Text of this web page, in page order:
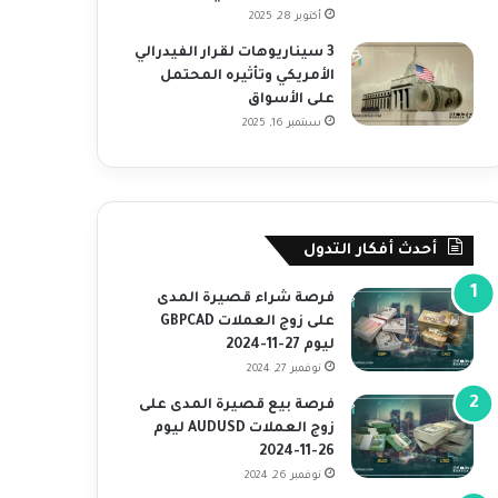
أكتوبر 28, 2025
3 سيناريوهات لقرار الفيدرالي
الأمريكي وتأثيره المحتمل
على الأسواق
سبتمبر 16, 2025
أحدث أفكار التدول
فرصة شراء قصيرة المدى
على زوج العملات GBPCAD
ليوم 27-11-2024
نوفمبر 27, 2024
فرصة بيع قصيرة المدى على
زوج العملات AUDUSD ليوم
26-11-2024
نوفمبر 26, 2024